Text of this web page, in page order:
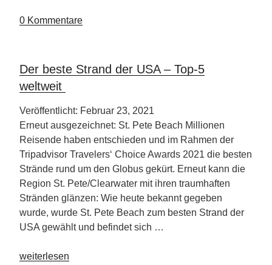
Arizona“
0 Kommentare
Der beste Strand der USA – Top-5
weltweit
Veröffentlicht: Februar 23, 2021
Erneut ausgezeichnet: St. Pete Beach Millionen
Reisende haben entschieden und im Rahmen der
Tripadvisor Travelers‘ Choice Awards 2021 die besten
Strände rund um den Globus gekürt. Erneut kann die
Region St. Pete/Clearwater mit ihren traumhaften
Stränden glänzen: Wie heute bekannt gegeben
wurde, wurde St. Pete Beach zum besten Strand der
USA gewählt und befindet sich …
„Der
weiterlesen